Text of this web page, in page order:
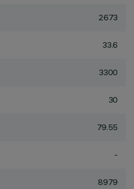
2673
33.6
3300
30
79.55
-
8979